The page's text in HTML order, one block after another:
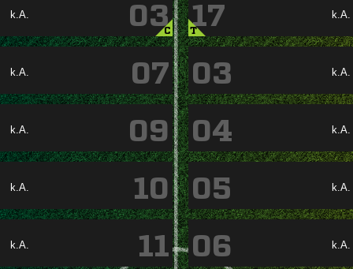
k.A. 03
C
k.A. 07
k.A. 09
k.A. 10
k.A. 11
k.A.
17
T
k.A.
03
k.A.
04
k.A.
05
k.A.
06